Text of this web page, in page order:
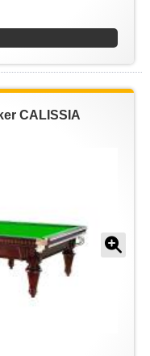
CALISSIA